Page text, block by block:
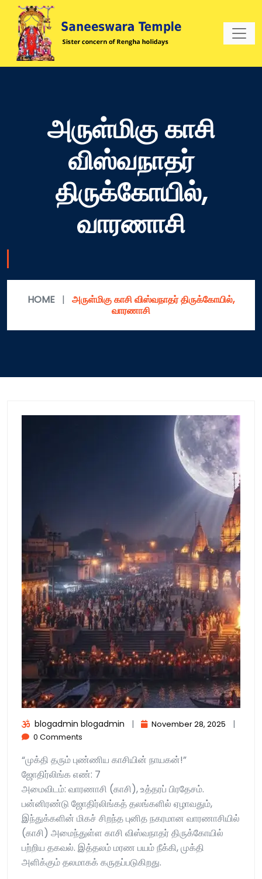
அருள்மிகு காசி
விஸ்வநாதர்
திருக்கோயில்,
வாரணாசி
HOME |
அருள்மிகு காசி விஸ்வநாதர் திருக்கோயில்,
வாரணாசி
blogadmin blogadmin | November 28, 2025 |
0 Comments
“முக்தி தரும் புண்ணிய காசியின் நாயகன்!”
ஜோதிர்லிங்க எண்: 7
அமைவிடம்: வாரணாசி (காசி), உத்தரப் பிரதேசம்.
பன்னிரண்டு ஜோதிர்லிங்கத் தலங்களில் ஏழாவதும்,
இந்துக்களின் மிகச் சிறந்த புனித நகரமான வாரணாசியில்
(காசி) அமைந்துள்ள காசி விஸ்வநாதர் திருக்கோயில்
பற்றிய தகவல். இத்தலம் மரண பயம் நீக்கி, முக்தி
அளிக்கும் தலமாகக் கருதப்படுகிறது.